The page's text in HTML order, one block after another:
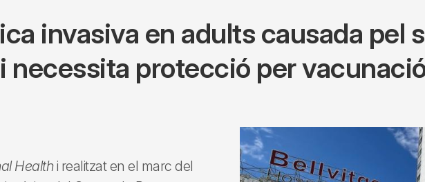
invasiva en adults causada pel
necessita protecció per
Healthi realitzat en el marc del